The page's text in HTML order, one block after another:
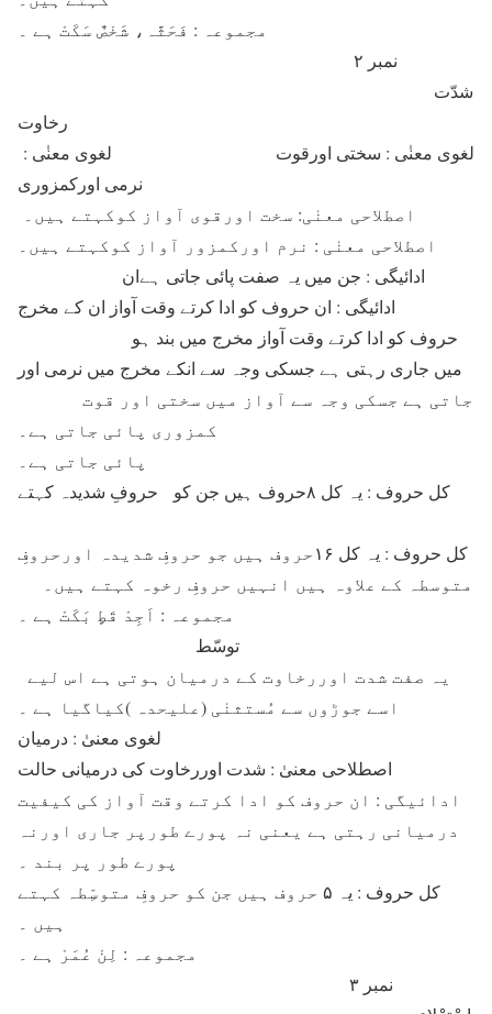
مجموعہ : فَحَثَّہ، شَخْصٌ سَکَتْ ہے ۔
نمبر ۲
رخاوت
لغوی معنٰی : سختی اورقوت لغوی معنٰی :
نرمی اورکمزوری
اصطلاحی معنٰی: سخت اورقوی آواز کوکہتے ہیں۔
اصطلاحی معنٰی : نرم اورکمزور آواز کوکہتے ہیں۔
ادائیگی : جن میں یہ صفت پائی جاتی ہےان
ادائیگی : ان حروف كو ادا كرتے وقت آواز ان كے مخرج
حروف كو ادا كرتے وقت آواز مخرج میں بند ہو
میں جاری رہتی ہے جسكی وجہ سے انكے مخرج میں نرمی اور
جاتی ہے جسكی وجہ سے آواز میں سختی اور قوت
كمزوری پائی جاتی ہے۔
پائی جاتی ہے۔
کل حروف : یہ کل ۸حروف ہیں جن کو حروفِ شدیدہ کہتے
کل حروف : یہ کل ۱۶حروف ہیں جو حروفِ شدیدہ اورحروفِ
متوسطہ کے علاوہ ہیں انہیں حروفِ رخوہ کہتے ہیں۔
مجموعہ : اَجِدْ قَطٍ بَکَتْ ہے ۔
توسّط
اسے جوڑوں سے مُستثنٰی (علیحدہ )کیاگیا ہے ۔
لغوی معنیٰ : درمیان
اصطلاحی معنیٰ : شدت اوررخاوت کی درمیانی حالت
ادائیگی : ان حروف کو ادا کرتے وقت آواز کی کیفیت
درمیانی رہتی ہے یعنی نہ پورے طورپر جاری اورنہ
پورے طور پر بند ۔
کل حروف : یہ ۵ حروف ہیں جن کو حروفِ متوسِّطہ کہتے
ہیں ۔
مجموعہ : لِنْ عُمَرْ ہے ۔
نمبر ۳